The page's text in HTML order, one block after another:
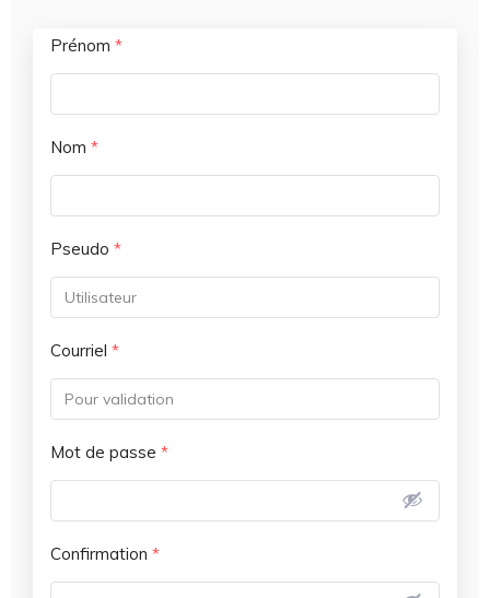
Prénom *
Nom *
Pseudo *
Courriel *
Mot de passe *
Confirmation *